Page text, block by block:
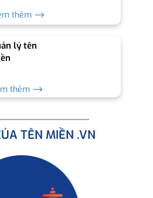
thêm ⟶
lý tên
thêm ⟶
TÊN MIỀN .VN